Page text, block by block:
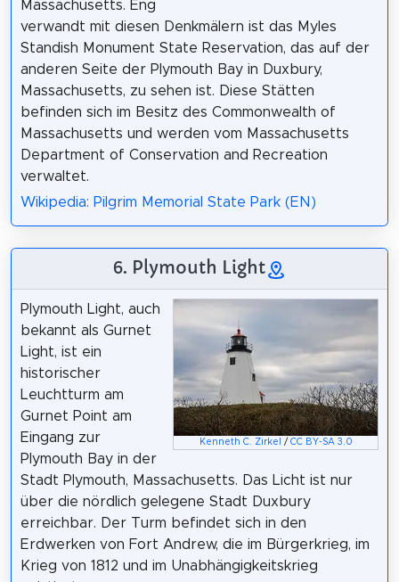
Massachusetts. Eng
verwandt mit diesen Denkmälern ist das Myles
Standish Monument State Reservation, das auf der
anderen Seite der Plymouth Bay in Duxbury,
Massachusetts, zu sehen ist. Diese Stätten
befinden sich im Besitz des Commonwealth of
Massachusetts und werden vom Massachusetts
Department of Conservation and Recreation
verwaltet.
Wikipedia: Pilgrim Memorial State Park (EN)
6. Plymouth Light
Kenneth C. Zirkel / CC BY-SA 3.0
Plymouth Light, auch
bekannt als Gurnet
Light, ist ein
historischer
Leuchtturm am
Gurnet Point am
Eingang zur
Plymouth Bay in der
Stadt Plymouth, Massachusetts. Das Licht ist nur
über die nördlich gelegene Stadt Duxbury
erreichbar. Der Turm befindet sich in den
Erdwerken von Fort Andrew, die im Bürgerkrieg, im
Krieg von 1812 und im Unabhängigkeitskrieg